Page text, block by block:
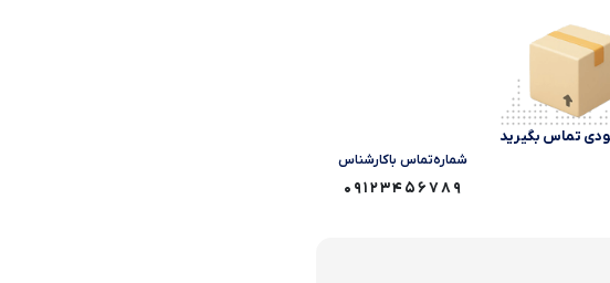
هندزفری شیائومی
هندزفری کیو سی وای
گیری
پز
تماس بگیرید
شماره‌تماس‌ با‌کارشناس
09123456789